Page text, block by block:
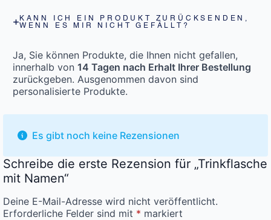
KANN ICH EIN PRODUKT ZURÜCKSENDEN,
WENN ES MIR NICHT GEFÄLLT?
Ja, Sie können Produkte, die Ihnen nicht gefallen,
innerhalb von 14 Tagen nach Erhalt Ihrer Bestellung
zurückgeben. Ausgenommen davon sind
personalisierte Produkte.
Es gibt noch keine Rezensionen
Schreibe die erste Rezension für „Trinkflasche
mit Namen“
Deine E-Mail-Adresse wird nicht veröffentlicht.
Erforderliche Felder sind mit * markiert